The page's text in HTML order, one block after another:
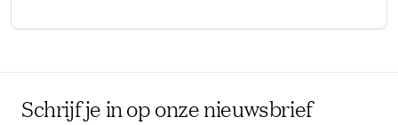
Schrijf je in op onze nieuwsbrief